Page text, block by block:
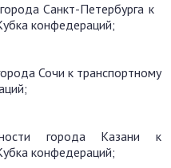
Санкт-Петербурга к
конфедераций;
Сочи к транспортному
города Казани к
конфедераций;